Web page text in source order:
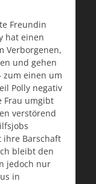
Freundin
hat einen
Verborgenen,
und gehen
zum einen um
Polly negativ
Frau umgibt
verstörend
Barschaft
bleibt den
jedoch nur
in